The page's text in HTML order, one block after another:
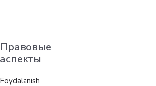
Правовые
аспекты
Foydalanish